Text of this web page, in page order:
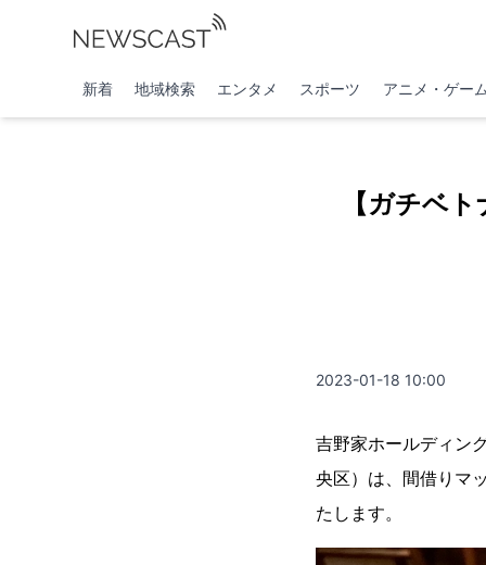
新着 地域検索 エンタメ スポーツ アニメ・ゲー
【ガチベ
2023-01-18 10:00
吉野家ホールディン
央区）は、間借りマ
たします。